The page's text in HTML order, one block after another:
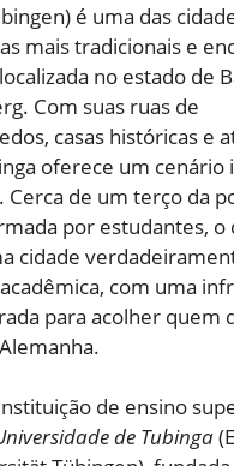
é uma das
mais tradicionais e
no estado de
Com suas ruas de
casas históricas e
oferece um cenário
Cerca de um terço da
por estudantes, o
cidade
com uma
para acolher quem
de ensino
de Tubinga